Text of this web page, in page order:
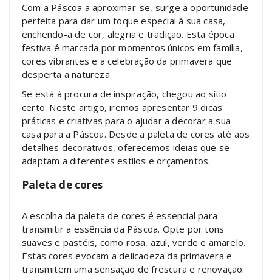
Com a Páscoa a aproximar-se, surge a oportunidade
perfeita para dar um toque especial à sua casa,
enchendo-a de cor, alegria e tradição. Esta época
festiva é marcada por momentos únicos em família,
cores vibrantes e a celebração da primavera que
desperta a natureza.
Se está à procura de inspiração, chegou ao sítio
certo. Neste artigo, iremos apresentar 9 dicas
práticas e criativas para o ajudar a decorar a sua
casa para a Páscoa. Desde a paleta de cores até aos
detalhes decorativos, oferecemos ideias que se
adaptam a diferentes estilos e orçamentos.
Paleta de cores
A escolha da paleta de cores é essencial para
transmitir a essência da Páscoa. Opte por tons
suaves e pastéis, como rosa, azul, verde e amarelo.
Estas cores evocam a delicadeza da primavera e
transmitem uma sensação de frescura e renovação.